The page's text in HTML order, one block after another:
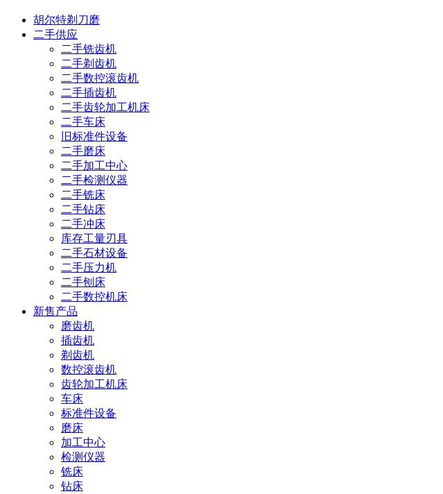
胡尔特剃刀磨
二手供应
二手铣齿机
二手剃齿机
二手数控滚齿机
二手插齿机
二手齿轮加工机床
二手车床
旧标准件设备
二手磨床
二手加工中心
二手检测仪器
二手铣床
二手钻床
二手冲床
库存工量刃具
二手石材设备
二手压力机
二手刨床
二手数控机床
新售产品
磨齿机
插齿机
剃齿机
数控滚齿机
齿轮加工机床
车床
标准件设备
磨床
加工中心
检测仪器
铣床
钻床